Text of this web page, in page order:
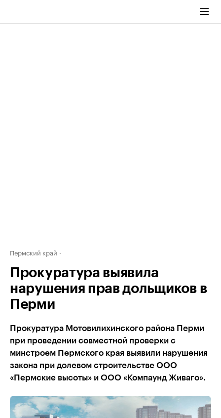
Пермский край
Прокуратура выявила
нарушения прав дольщиков в
Перми
Прокуратура Мотовилихинского района Перми
при проведении совместной проверки с
минстроем Пермского края выявили нарушения
закона при долевом строительстве ООО
«Пермские высоты» и ООО «Компаунд Живаго».